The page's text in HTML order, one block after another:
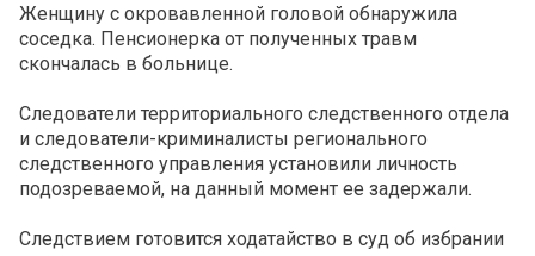
Женщину с окровавленной головой обнаружила
соседка. Пенсионерка от полученных травм
скончалась в больнице.
Следователи территориального следственного отдела
и следователи-криминалисты регионального
следственного управления установили личность
подозреваемой, на данный момент ее задержали.
Следствием готовится ходатайство в суд об избрании